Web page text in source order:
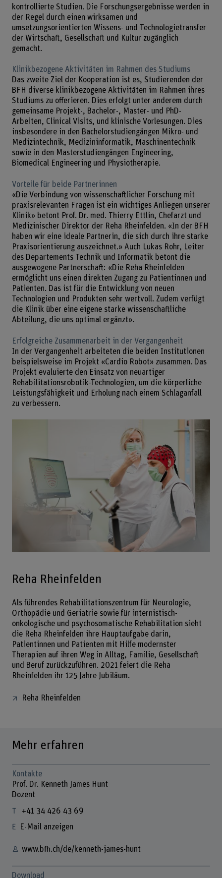
kontrollierte Studien. Die Forschungsergebnisse werden in
der Regel durch einen wirksamen und
umsetzungsorientierten Wissens- und Technologietransfer
der Wirtschaft, Gesellschaft und Kultur zugänglich
gemacht.
Klinikbezogene Aktivitäten im Rahmen des Studiums
Das zweite Ziel der Kooperation ist es, Studierenden der
BFH diverse klinikbezogene Aktivitäten im Rahmen ihres
Studiums zu offerieren. Dies erfolgt unter anderem durch
gemeinsame Projekt-, Bachelor-, Master- und PhD-
Arbeiten, Clinical Visits, und klinische Vorlesungen. Dies
insbesondere in den Bachelorstudiengängen Mikro- und
Medizintechnik, Medizininformatik, Maschinentechnik
sowie in den Masterstudiengängen Engineering,
Biomedical Engineering und Physiotherapie.
Vorteile für beide Partnerinnen
«Die Verbindung von wissenschaftlicher Forschung mit
praxisrelevanten Fragen ist ein wichtiges Anliegen unserer
Klinik» betont Prof. Dr. med. Thierry Ettlin, Chefarzt und
Medizinischer Direktor der Reha Rheinfelden. «In der BFH
haben wir eine ideale Partnerin, die sich durch ihre starke
Praxisorientierung auszeichnet.» Auch Lukas Rohr, Leiter
des Departements Technik und Informatik betont die
ausgewogene Partnerschaft: «Die Reha Rheinfelden
ermöglicht uns einen direkten Zugang zu Patientinnen und
Patienten. Das ist für die Entwicklung von neuen
Technologien und Produkten sehr wertvoll. Zudem verfügt
die Klinik über eine eigene starke wissenschaftliche
Abteilung, die uns optimal ergänzt».
Erfolgreiche Zusammenarbeit in der Vergangenheit
In der Vergangenheit arbeiteten die beiden Institutionen
beispielsweise im Projekt «Cardio Robot» zusammen. Das
Projekt evaluierte den Einsatz von neuartiger
Rehabilitationsrobotik-Technologien, um die körperliche
Leistungsfähigkeit und Erholung nach einem Schlaganfall
zu verbessern.
Reha Rheinfelden
Als führendes Rehabilitationszentrum für Neurologie,
Orthopädie und Geriatrie sowie für internistisch-
onkologische und psychosomatische Rehabilitation sieht
die Reha Rheinfelden ihre Hauptaufgabe darin,
Patientinnen und Patienten mit Hilfe modernster
Therapien auf ihren Weg in Alltag, Familie, Gesellschaft
und Beruf zurückzuführen. 2021 feiert die Reha
Rheinfelden ihr 125 Jahre Jubiläum.
Reha Rheinfelden
Mehr erfahren
Kontakte
Prof. Dr. Kenneth James Hunt
Dozent
+41 34 426 43 69
E-Mail anzeigen
www.bfh.ch/de/kenneth-james-hunt
Download